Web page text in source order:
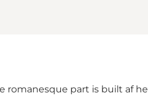
romanesque part is built af